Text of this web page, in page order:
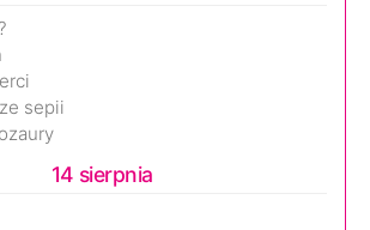
sepii
14 sierpnia